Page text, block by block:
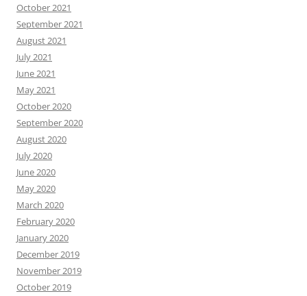
October 2021
September 2021
August 2021
July 2021
June 2021
May 2021
October 2020
September 2020
August 2020
July 2020
June 2020
May 2020
March 2020
February 2020
January 2020
December 2019
November 2019
October 2019